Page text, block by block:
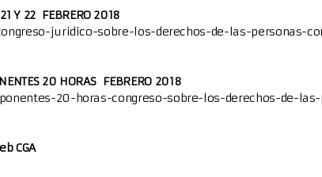
Y 22 FEBRERO 2018
juridico-sobre-los-derechos-de-las-personas-
20 HORAS FEBRERO 2018
20-horas-congreso-sobre-los-derechos-de-
CGA